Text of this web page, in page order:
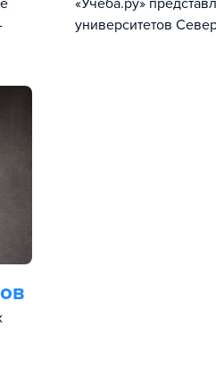
«Учеба.ру»
университетов